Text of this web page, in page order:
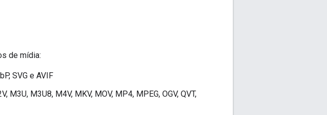
de mídia:
SVG e AVIF
M3U, M3U8, M4V, MKV, MOV, MP4, MPEG, OGV, QVT,